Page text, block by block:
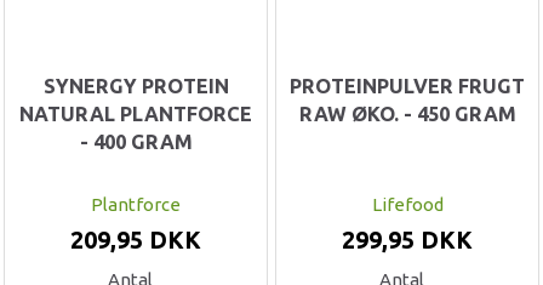
SYNERGY PROTEIN
NATURAL PLANTFORCE
- 400 GRAM
Plantforce
209,95 DKK
Antal
PROTEINPULVER FRUGT
RAW ØKO. - 450 GRAM
Lifefood
299,95 DKK
Antal